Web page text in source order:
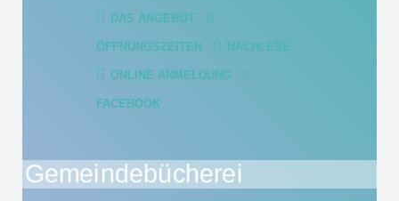
DAS ANGEBOT
ÖFFNUNGSZEITEN NACHLESE
ONLINE ANMELDUNG
FACEBOOK